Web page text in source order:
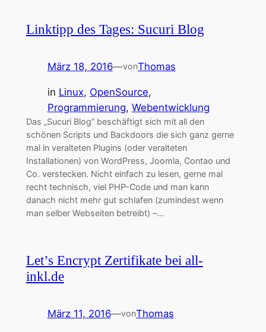
Linktipp des Tages: Sucuri Blog
März 18, 2016—vonThomas
in Linux, OpenSource
Programmierung, Webentwicklung
Das „Sucuri Blog“ beschäftigt sich mit all den
schönen Scripts und Backdoors die sich ganz gerne
mal in veralteten Plugins (oder veralteten
Installationen) von WordPress, Joomla, Contao und
Co. verstecken. Nicht einfach zu lesen, gerne mal
recht technisch, viel PHP-Code und man kann
danach nicht mehr gut schlafen (zumindest wenn
man selber Webseiten betreibt) –…
Let’s Encrypt Zertifikate bei all-
inkl.de
März 11, 2016—vonThomas